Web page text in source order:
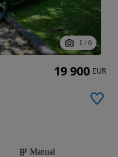
1 / 6
Manual
19 900 EUR